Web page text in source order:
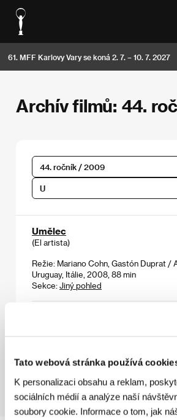
Tato webová stránka používá
K personalizaci obsahu a reklam,
sociálních médií a analýze naší
soubory cookie. Informace o tom, jak
61. MFF Karlovy Vary se koná 2. 7. – 10. 7. 2027
Archív filmů: 44.
44. ročník / 2009
U
Umělec
(El artista)
Režie: Mariano Cohn, Gastón Duprat /
Uruguay, Itálie, 2008, 88 min
Sekce: Jiný pohled
Sekce:Soutěž Fórum nezávislých